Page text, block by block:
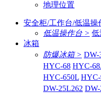
地理位置
安全柜/工作台/低温操
低温操作台 > 低
冰箱
防爆冰箱 > DW-
HYC-68 HYC-
HYC-650L
DW-25L262